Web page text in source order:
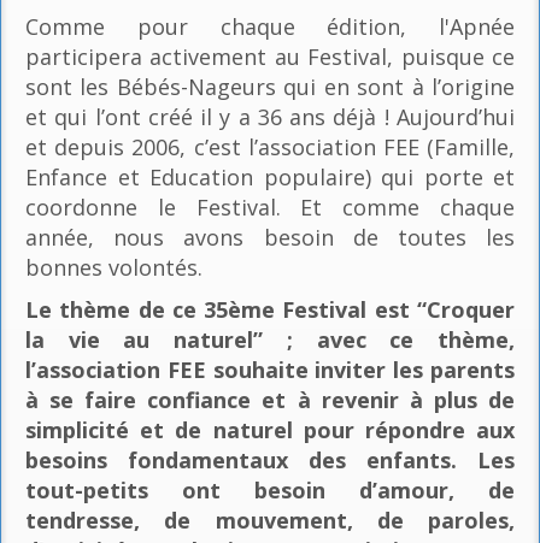
Comme pour chaque édition, l'Apnée
participera activement au Festival, puisque ce
sont les Bébés-Nageurs qui en sont à l’origine
et qui l’ont créé il y a 36 ans déjà ! Aujourd’hui
et depuis 2006, c’est l’association FEE (Famille,
Enfance et Education populaire) qui porte et
coordonne le Festival. Et comme chaque
année, nous avons besoin de toutes les
bonnes volontés.
Le thème de ce 35ème Festival est “Croquer
la vie au naturel” ; avec ce thème,
l’association FEE souhaite inviter les parents
à se faire confiance et à revenir à plus de
simplicité et de naturel pour répondre aux
besoins fondamentaux des enfants. Les
tout-petits ont besoin d’amour, de
tendresse, de mouvement, de paroles,